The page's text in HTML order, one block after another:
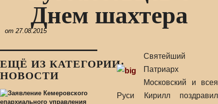
Днем шахтера
от 27.08.2015
ЕЩЁ ИЗ КАТЕГОРИИ:
НОВОСТИ
Святейший
Патриарх
Московский и всея
Руси Кирилл поздравил